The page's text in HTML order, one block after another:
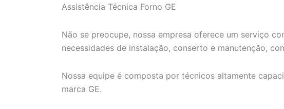
Assistência Técnica Forno GE
Não se preocupe, nossa empresa oferece um serviço
necessidades de instalação, conserto e manutenção,
Nossa equipe é composta por técnicos altamente
marca GE.